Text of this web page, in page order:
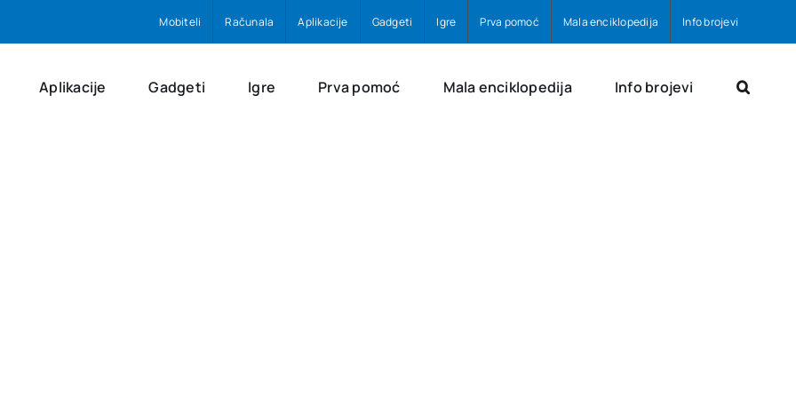
Mobiteli Računala Aplikacije Gadgeti Igre Prva pomoć Mala enciklopedija Info brojevi
Aplikacije Gadgeti Igre Prva pomoć Mala enciklopedija Info brojevi